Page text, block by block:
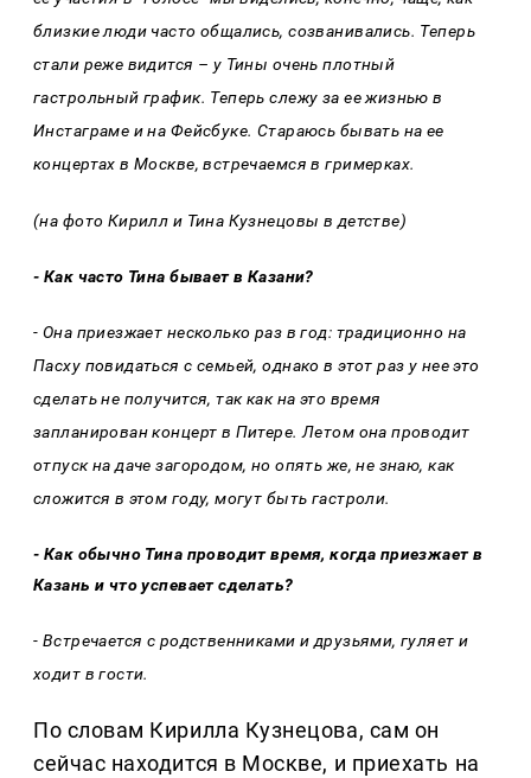
близкие люди часто общались, созванивались. Теперь
стали реже видится – у Тины очень плотный
гастрольный график. Теперь слежу за ее жизнью в
Инстаграме и на Фейсбуке. Стараюсь бывать на ее
концертах в Москве, встречаемся в гримерках.
(на фото Кирилл и Тина Кузнецовы в детстве)
- Как часто Тина бывает в Казани?
- Она приезжает несколько раз в год: традиционно на
Пасху повидаться с семьей, однако в этот раз у нее это
сделать не получится, так как на это время
запланирован концерт в Питере. Летом она проводит
отпуск на даче загородом, но опять же, не знаю, как
сложится в этом году, могут быть гастроли.
- Как обычно Тина проводит время, когда приезжает в
Казань и что успевает сделать?
- Встречается с родственниками и друзьями, гуляет и
ходит в гости.
По словам Кирилла Кузнецова, сам он
сейчас находится в Москве, и приехать на